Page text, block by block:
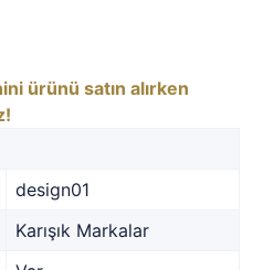
ürünü satın alırken
design01
Karışık Markalar